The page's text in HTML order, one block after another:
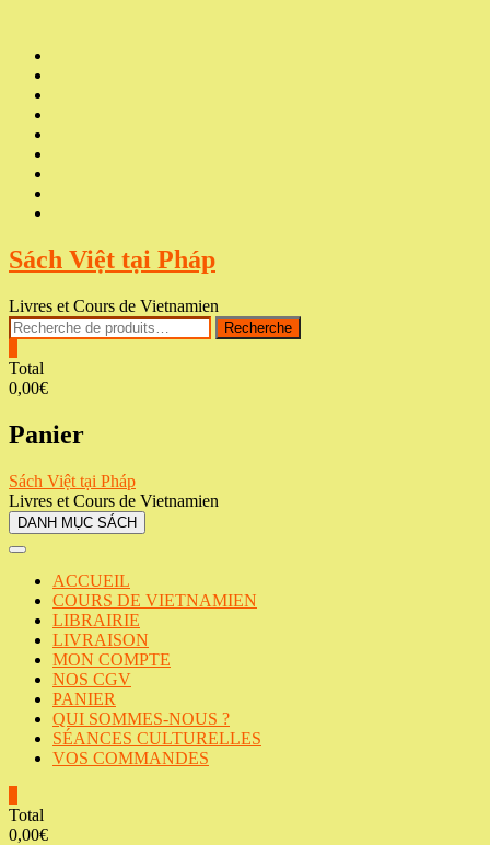
content
Sách Việt tại Pháp
Livres et Cours de Vietnamien
Recherche
pour :
Recherche
Total
0,00€
Panier
Sách Việt tại Pháp
Livres et Cours de Vietnamien
DANH MỤC SÁCH
ACCUEIL
COURS DE VIETNAMIEN
LIBRAIRIE
LIVRAISON
MON COMPTE
NOS CGV
PANIER
QUI SOMMES-NOUS ?
SÉANCES CULTURELLES
VOS COMMANDES
Total
0,00€